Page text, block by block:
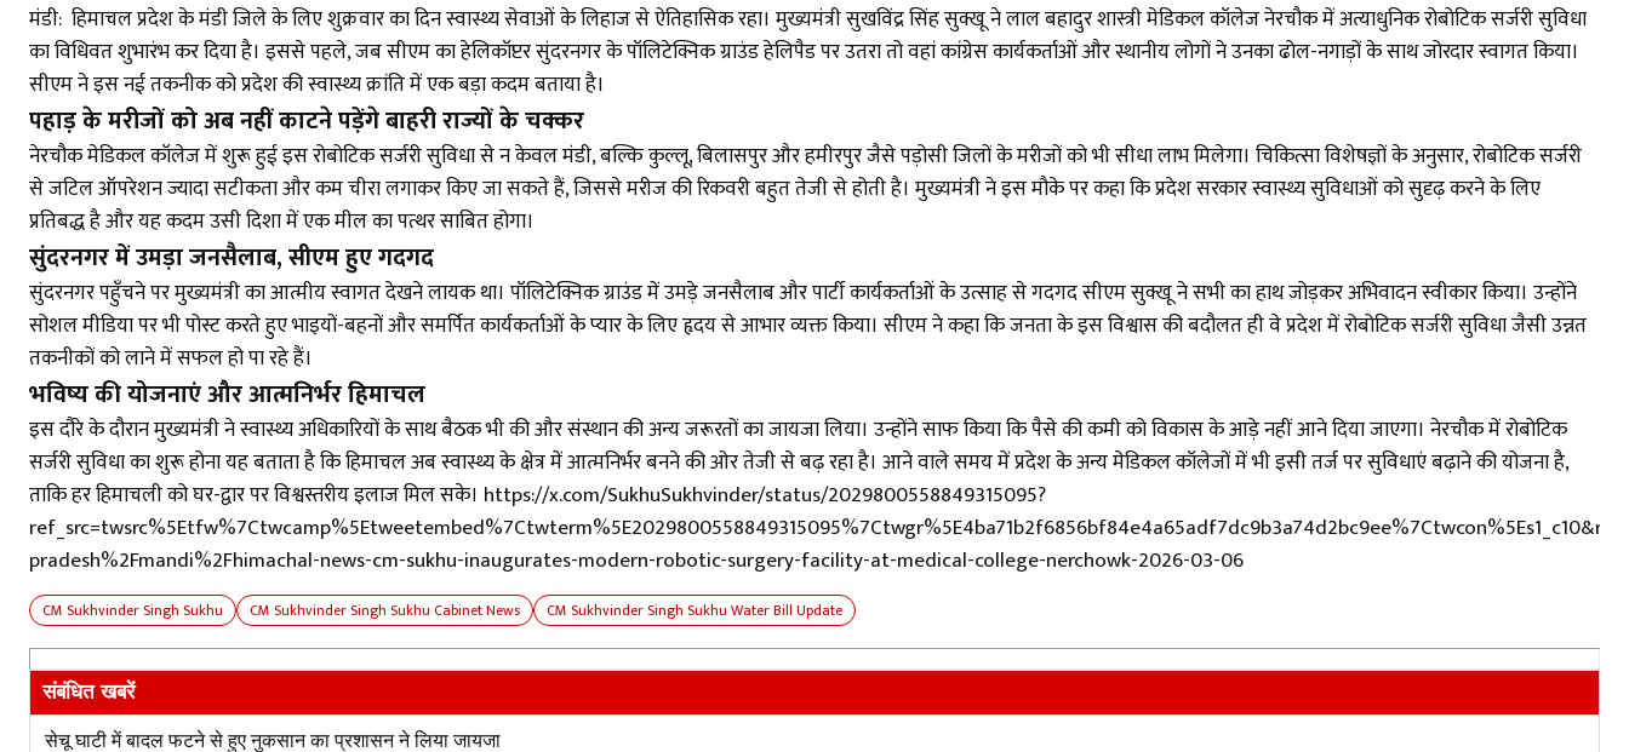
मंडी: हिमाचल प्रदेश के मंडी जिले के लिए शुक्रवार का दिन स्वास्थ्य सेवाओं के लिहाज से ऐतिहासिक रहा। मुख्यमंत्री सुखविंद्र सिंह सुक्खू ने लाल बहादुर शास्त्री मेडिकल कॉलेज नेरचौक में अत्याधुनिक रोबोटिक सर्जरी सुविधा
का विधिवत शुभारंभ कर दिया है। इससे पहले, जब सीएम का हेलिकॉप्टर सुंदरनगर के पॉलिटेक्निक ग्राउंड हेलिपैड पर उतरा तो वहां कांग्रेस कार्यकर्ताओं और स्थानीय लोगों ने उनका ढोल-नगाड़ों के साथ जोरदार स्वागत किया।
सीएम ने इस नई तकनीक को प्रदेश की स्वास्थ्य क्रांति में एक बड़ा कदम बताया है।
पहाड़ के मरीजों को अब नहीं काटने पड़ेंगे बाहरी राज्यों के चक्कर
नेरचौक मेडिकल कॉलेज में शुरू हुई इस रोबोटिक सर्जरी सुविधा से न केवल मंडी, बल्कि कुल्लू, बिलासपुर और हमीरपुर जैसे पड़ोसी जिलों के मरीजों को भी सीधा लाभ मिलेगा। चिकित्सा विशेषज्ञों के अनुसार, रोबोटिक सर्जरी
से जटिल ऑपरेशन ज्यादा सटीकता और कम चीरा लगाकर किए जा सकते हैं, जिससे मरीज की रिकवरी बहुत तेजी से होती है। मुख्यमंत्री ने इस मौके पर कहा कि प्रदेश सरकार स्वास्थ्य सुविधाओं को सुदृढ़ करने के लिए
प्रतिबद्ध है और यह कदम उसी दिशा में एक मील का पत्थर साबित होगा।
सुंदरनगर में उमड़ा जनसैलाब, सीएम हुए गदगद
सुंदरनगर पहुँचने पर मुख्यमंत्री का आत्मीय स्वागत देखने लायक था। पॉलिटेक्निक ग्राउंड में उमड़े जनसैलाब और पार्टी कार्यकर्ताओं के उत्साह से गदगद सीएम सुक्खू ने सभी का हाथ जोड़कर अभिवादन स्वीकार किया। उन्होंने
सोशल मीडिया पर भी पोस्ट करते हुए भाइयों-बहनों और समर्पित कार्यकर्ताओं के प्यार के लिए हृदय से आभार व्यक्त किया। सीएम ने कहा कि जनता के इस विश्वास की बदौलत ही वे प्रदेश में रोबोटिक सर्जरी सुविधा जैसी उन्नत
तकनीकों को लाने में सफल हो पा रहे हैं।
भविष्य की योजनाएं और आत्मनिर्भर हिमाचल
इस दौरे के दौरान मुख्यमंत्री ने स्वास्थ्य अधिकारियों के साथ बैठक भी की और संस्थान की अन्य जरूरतों का जायजा लिया। उन्होंने साफ किया कि पैसे की कमी को विकास के आड़े नहीं आने दिया जाएगा। नेरचौक में रोबोटिक
सर्जरी सुविधा का शुरू होना यह बताता है कि हिमाचल अब स्वास्थ्य के क्षेत्र में आत्मनिर्भर बनने की ओर तेजी से बढ़ रहा है। आने वाले समय में प्रदेश के अन्य मेडिकल कॉलेजों में भी इसी तर्ज पर सुविधाएं बढ़ाने की योजना है,
ताकि हर हिमाचली को घर-द्वार पर विश्वस्तरीय इलाज मिल सके। https://x.com/SukhuSukhvinder/status/2029800558849315095?
pradesh%2Fmandi%2Fhimachal-news-cm-sukhu-inaugurates-modern-robotic-surgery-facility-at-medical-college-nerchowk-2026-03-06
CM Sukhvinder Singh Sukhu CM Sukhvinder Singh Sukhu Cabinet News CM Sukhvinder Singh Sukhu Water Bill Update
संबंधित खबरें
सेचू घाटी में बादल फटने से हुए नुकसान का प्रशासन ने लिया जायजा